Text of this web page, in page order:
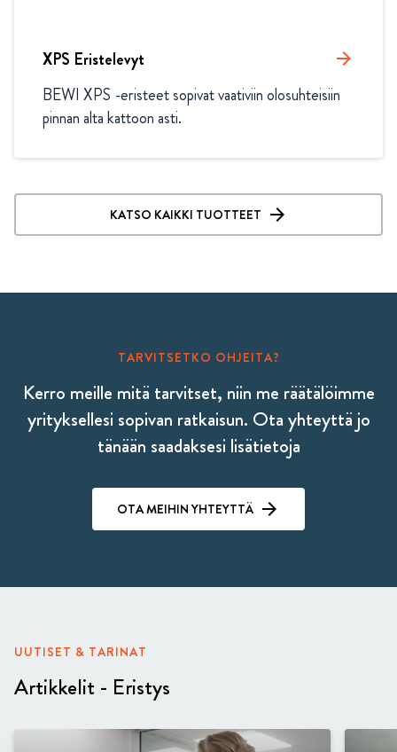
XPS Eristelevyt arrow_forward
BEWI XPS -eristeet sopivat vaativiin olosuhteisiin
pinnan alta kattoon asti.
KATSO KAIKKI TUOTTEET
TARVITSETKO OHJEITA?
Kerro meille mitä tarvitset, niin me räätälöimme
yrityksellesi sopivan ratkaisun. Ota yhteyttä jo
tänään saadaksesi lisätietoja
OTA MEIHIN YHTEYTTÄ
UUTISET & TARINAT
Artikkelit - Eristys